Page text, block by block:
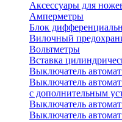
Аксессуары для
Амперметры
Блок
Вилочный
Вольтметры
Вставка
Выключатель
Выключатель
с дополнительным
Выключатель
Выключатель